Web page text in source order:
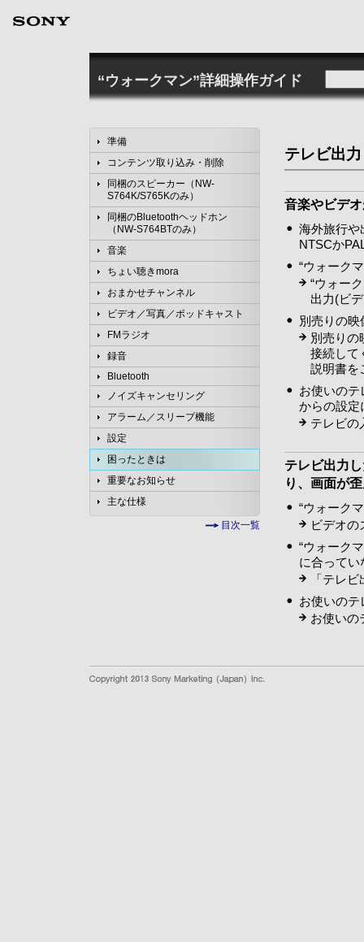
“ウォークマン”詳細操作ガイド
準備
コンテンツ取り込み・削除
同梱のスピーカー（NW-
S764K/S765Kのみ）
同梱のBluetoothヘッドホン
（NW-S764BTのみ）
音楽
ちょい聴きmora
おまかせチャンネル
ビデオ／写真／ポッドキャスト
FMラジオ
録音
Bluetooth
ノイズキャンセリング
アラーム／スリープ機能
設定
困ったときは
重要なお知らせ
主な仕様
目次一覧
テレビ出力
音楽やビデ
海外旅行や
NTSCか
“ウォーク
“ウォー
出力(ビ
別売りの
別売りの
接続して
説明書を
お使いの
からの設定
テレビの
テレビ出力
り、画面が
“ウォーク
ビデオの
“ウォーク
に合ってい
「テレ
お使いの
お使いの